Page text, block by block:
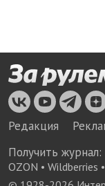
Редакция
Получить журнал:
OZON • Wildberries •